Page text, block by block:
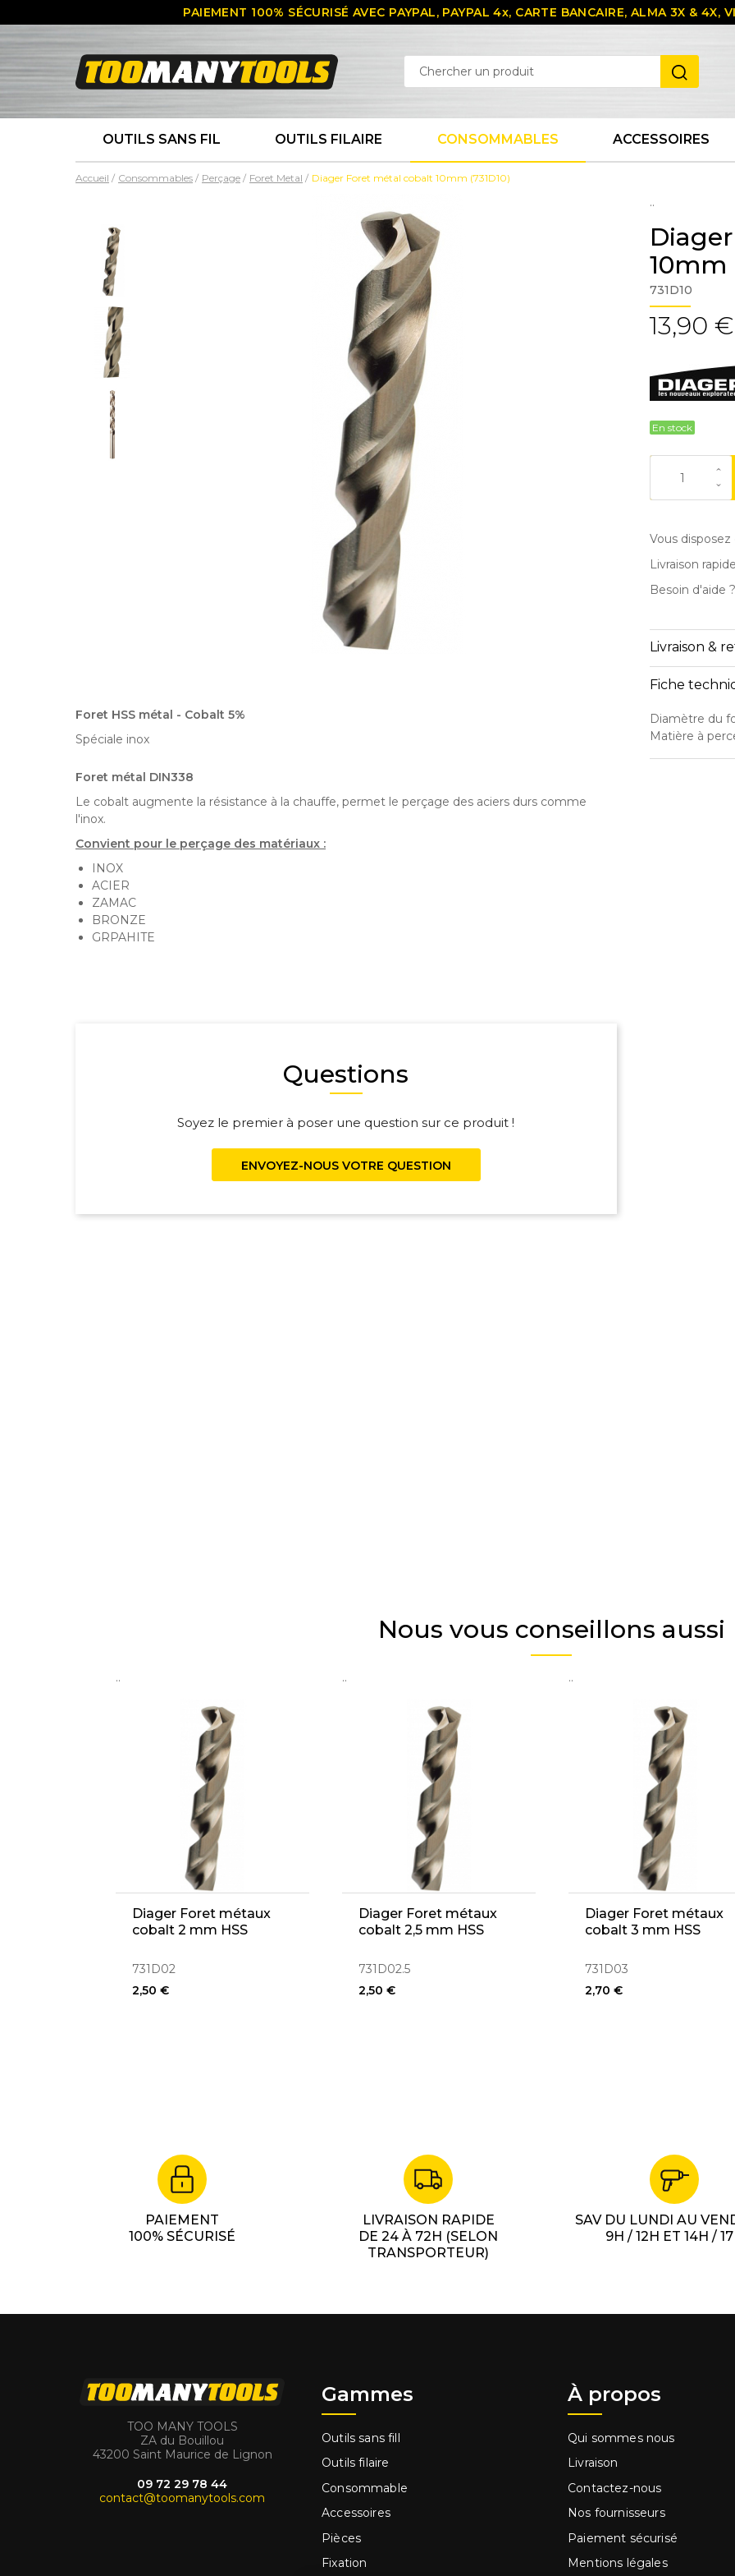
PAIEMENT 100% SÉCURISÉ AVEC PAYPAL, PAYPAL 4x, CARTE BANCAIRE, ALMA 3X & 4X,
OUTILS SANS FIL OUTILS FILAIRE CONSOMMABLES ACCESSOIRES
Accueil Consommables Perçage Foret Metal Diager Foret métal cobalt 10mm (731D10)
Foret HSS métal - Cobalt 5%
Spéciale inox
Foret métal DIN338
Le cobalt augmente la résistance à la chauffe, permet le perçage des aciers durs comme
l'inox.
Convient pour le perçage des matériaux :
INOX
ACIER
ZAMAC
BRONZE
GRPAHITE
Questions
Soyez le premier à poser une question sur ce produit !
ENVOYEZ-NOUS VOTRE QUESTION
..
10mm
731D10
13,90 €
En stock
Vous
Livraison
Besoin d'aide
Livraison &
Fiche
Diamètre du
Matière à
Nous vous conseillons aussi
..
Diager Foret métaux
cobalt 2 mm HSS
731D02
2,50 €
..
Diager Foret métaux
cobalt 2,5 mm HSS
731D02.5
2,50 €
..
Diager Foret métaux
cobalt 3 mm HSS
731D03
2,70 €
PAIEMENT
100% SÉCURISÉ
LIVRAISON RAPIDE
DE 24 À 72H (SELON
TRANSPORTEUR)
SAV DU LUNDI AU
9H / 12H ET 14H /
TOO MANY TOOLS
ZA du Bouillou
43200 Saint Maurice de Lignon
09 72 29 78 44
contact@toomanytools.com
Gammes
Outils sans fill
Outils filaire
Consommable
Accessoires
Pièces
Fixation
À propos
Qui sommes nous
Livraison
Contactez-nous
Nos fournisseurs
Paiement sécurisé
Mentions légales